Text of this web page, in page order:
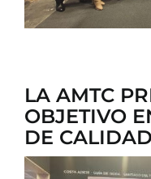
LA AMTC
OBJETIVO
DE CALIDAD